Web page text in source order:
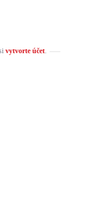
vytvorte účet.